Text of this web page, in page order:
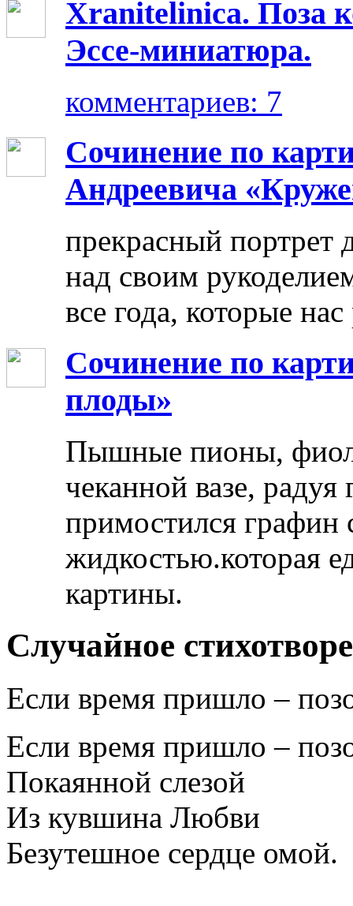
Xranitelinica. Поза
Эссе-миниатюра.
комментариев: 7
Сочинение по
Андреевича
прекрасный портрет
над своим
все года, которые
Сочинение по
плоды»
Пышные пионы,
чеканной вазе,
примостился графин
жидкостью.которая
картины.
Случайное
Если время пришло –
Если время пришло –
Покаянной слезой
Из кувшина Любви
Безутешное сердце омой.